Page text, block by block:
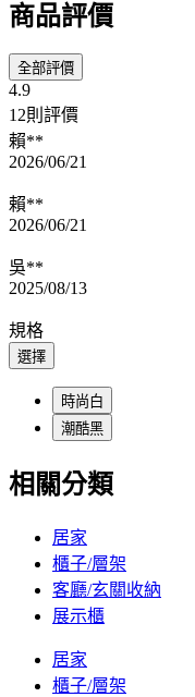
商品評價
全部評價
4.9
12則評價
賴**
2026/06/21
賴**
2026/06/21
吳**
2025/08/13
規格
選擇
時尚白
潮酷黑
相關分類
居家
櫃子/層架
客廳/玄關收納
展示櫃
居家
櫃子/層架